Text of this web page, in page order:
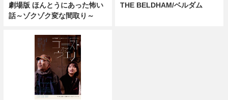
劇場版 ほんとうにあった怖い
話～ゾクゾク変な間取り～
THE BELDHAM/ベルダム